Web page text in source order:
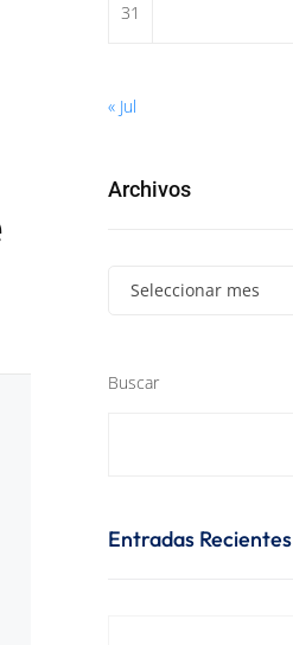
31
« Jul
Archivos
Seleccionar mes
Buscar
Entradas Recientes